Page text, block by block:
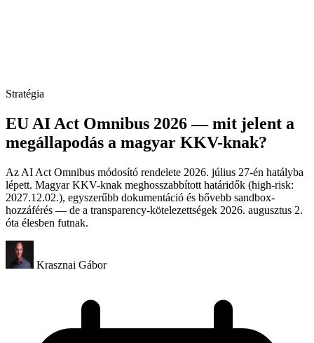
Stratégia
EU AI Act Omnibus 2026 — mit jelent a
megállapodás a magyar KKV-knak?
Az AI Act Omnibus módosító rendelete 2026. július 27-én hatályba
lépett. Magyar KKV-knak meghosszabbított határidők (high-risk:
2027.12.02.), egyszerűbb dokumentáció és bővebb sandbox-
hozzáférés — de a transparency-kötelezettségek 2026. augusztus 2.
óta élesben futnak.
Krasznai Gábor